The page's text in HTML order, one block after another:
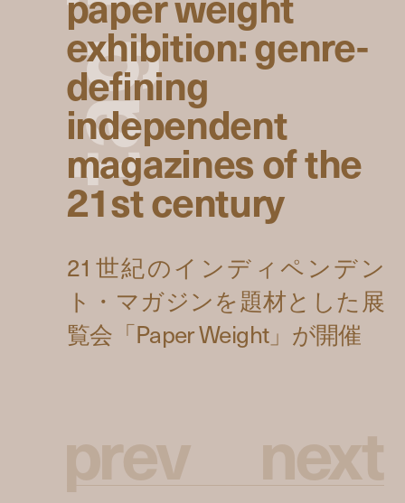
t
a
g
exhibition: genre-
defining
independent
magazines of the
21st century
prev next